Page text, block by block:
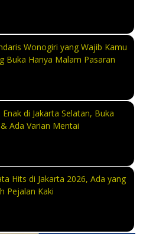
Wonogiri yang Wajib Kamu
Buka Hanya Malam Pasaran
di Jakarta Selatan, Buka
Ada Varian Mentai
Hits di Jakarta 2026, Ada yang
Pejalan Kaki